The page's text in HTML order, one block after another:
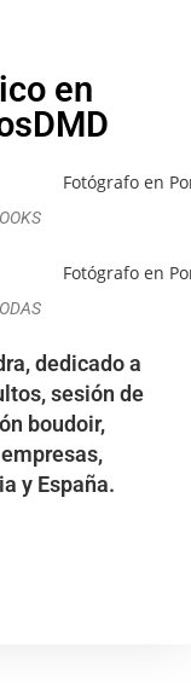
en
dedicado a
sesión de
boudoir,
y España.